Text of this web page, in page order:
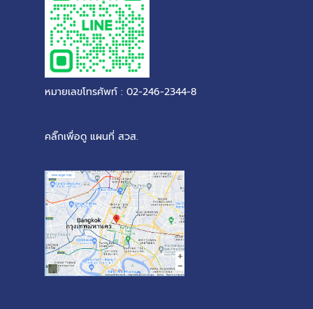
หมายเลขโทรศัพท์ : 02-246-2344-8
คลิ๊กเพื่อดู แผนที่ สวส.